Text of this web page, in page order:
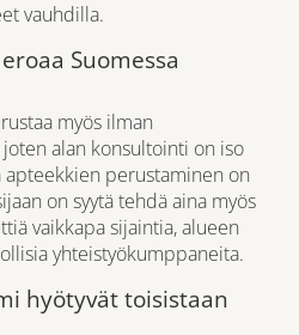
vauhdilla.
Suomessa
myös ilman
alan konsultointi on iso
apteekkien perustaminen on
on syytä tehdä aina myös
vaikkapa sijaintia, alueen
yhteistyökumppaneita.
hyötyvät toisistaan